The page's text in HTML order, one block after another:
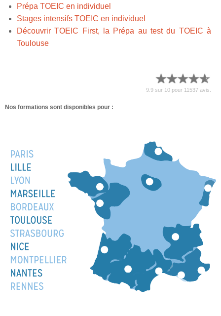
Prépa TOEIC en individuel
Stages intensifs TOEIC en individuel
Découvrir TOEIC First, la Prépa au test du TOEIC à
Toulouse
9.9 sur 10 pour 11537 avis.
Nos formations sont disponibles pour :